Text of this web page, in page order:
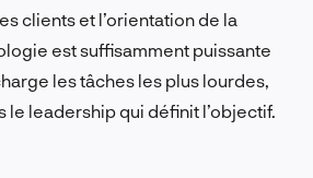
clients et l’orientation de la
est suffisamment puissante
les tâches les plus lourdes,
le leadership qui définit l’objectif.